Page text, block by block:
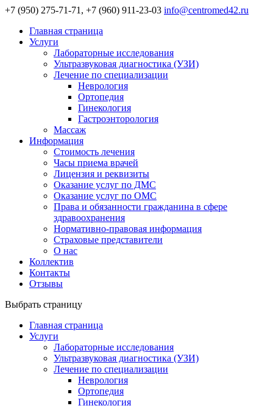
+7 (950) 275-71-71, +7 (960) 911-23-03 info@centromed42.ru
Главная страница
Услуги
Лабораторные исследования
Ультразвуковая диагностика (УЗИ)
Лечение по специализации
Неврология
Ортопедия
Гинекология
Гастроэнторология
Массаж
Информация
Стоимость лечения
Часы приема врачей
Лицензия и реквизиты
Оказание услуг по ДМС
Оказание услуг по ОМС
Права и обязанности гражданина в сфере
здравоохранения
Нормативно-правовая информация
Страховые представители
О нас
Коллектив
Контакты
Отзывы
Выбрать страницу
Главная страница
Услуги
Лабораторные исследования
Ультразвуковая диагностика (УЗИ)
Лечение по специализации
Неврология
Ортопедия
Гинекология